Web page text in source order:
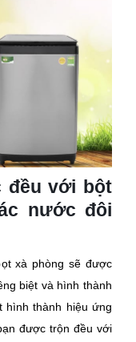
đều với bột
nước đôi
xà phòng sẽ được
biệt và hình thành
hình thành hiệu ứng
được trộn đều với